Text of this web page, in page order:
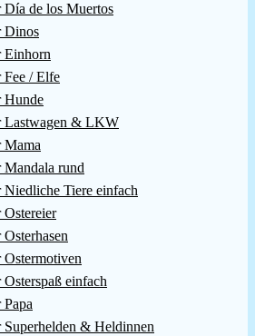
de los Muertos
Dinos
Einhorn
Fee / Elfe
Hunde
Lastwagen & LKW
Mama
rund
Tiere einfach
einfach
& Heldinnen